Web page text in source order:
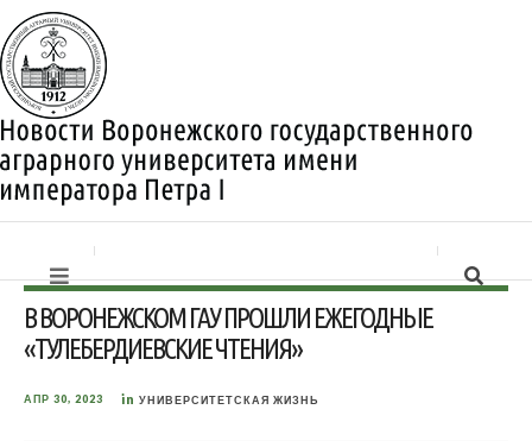
В ВОРОНЕЖСКОМ ГАУ ПРОШЛИ ЕЖЕГОДНЫЕ
«ТУЛЕБЕРДИЕВСКИЕ ЧТЕНИЯ»
АПР 30, 2023 in УНИВЕРСИТЕТСКАЯ ЖИЗНЬ